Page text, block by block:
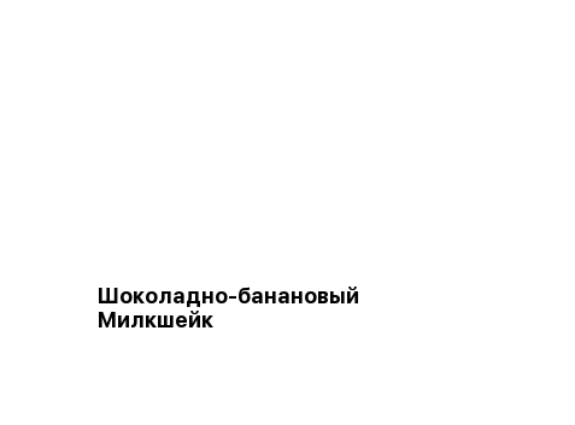
Шоколадно-банановый
Милкшейк